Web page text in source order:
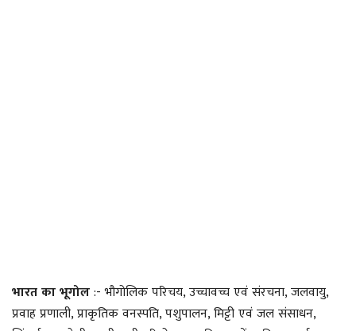
भारत का भूगोल:- भौगोलिक परिचय, उच्चावच्च एवं संरचना, जलवायु,
प्रवाह प्रणाली, प्राकृतिक वनस्पति, पशुपालन, मिट्टी एवं जल संसाधन,